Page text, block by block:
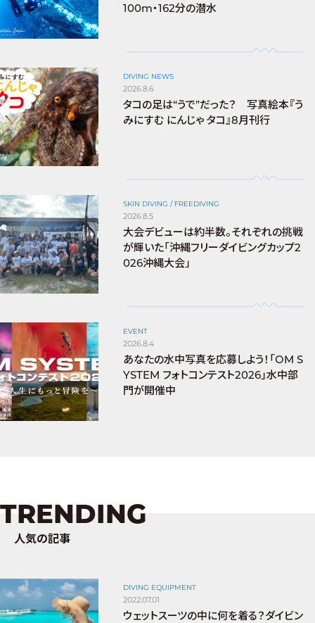
100m・162分の潜水
DIVING NEWS
2026.8.6
タコの足は“うで”だった？ 写真絵本『う
みにすむ にんじゃ タコ』8月刊行
SKIN DIVING / FREEDIVING
2026.8.5
大会デビューは約半数。それぞれの挑戦
が輝いた「沖縄フリーダイビングカップ2
026沖縄大会」
EVENT
2026.8.4
あなたの水中写真を応募しよう！「OM S
YSTEM フォトコンテスト2026」水中部
門が開催中
TRENDING
人気の記事
DIVING EQUIPMENT
2022.07.01
ウェットスーツの中に何を着る？ダイビン